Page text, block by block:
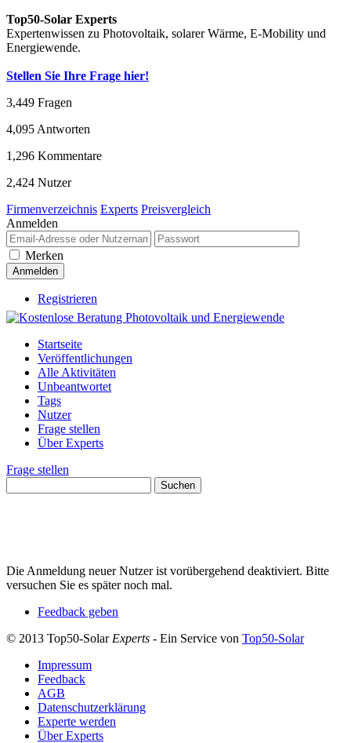
Top50-Solar Experts
Expertenwissen zu Photovoltaik, solarer Wärme, E-Mobility und
Energiewende.
Stellen Sie Ihre Frage hier!
3,449 Fragen
4,095 Antworten
1,296 Kommentare
2,424 Nutzer
Firmenverzeichnis Experts Preisvergleich
Anmelden
Merken
Registrieren
Startseite
Veröffentlichungen
Alle Aktivitäten
Unbeantwortet
Tags
Nutzer
Frage stellen
Über Experts
Frage stellen
Die Anmeldung neuer Nutzer ist vorübergehend deaktiviert. Bitte
versuchen Sie es später noch mal.
Feedback geben
© 2013 Top50-Solar Experts - Ein Service von Top50-Solar
Impressum
Feedback
AGB
Datenschutzerklärung
Experte werden
Über Experts